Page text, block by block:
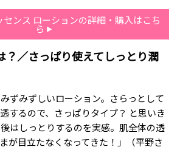
センス ローションの詳細・購入はこち
ら
？／さっぱり使えてしっとり潤
ずみずしいローション。さらっとして
するので、さっぱりタイプ？ と思いき
はしっとりするのを実感。肌全体の透
が目立たなくなってきた！」（平野さ